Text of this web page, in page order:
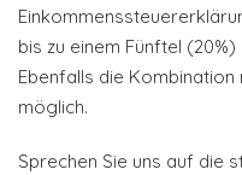
bis zu einem Fünftel
Ebenfalls die
möglich.
Sprechen Sie uns auf die